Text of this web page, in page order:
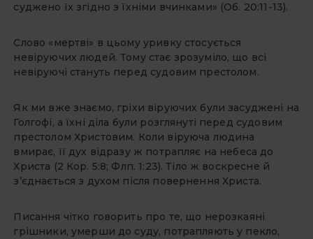
суджено їх згідно з їхніми вчинками» (Об. 20:11-13).
Слово «мертві» в цьому уривку стосується
невіруючих людей. Тому стає зрозуміло, що всі
невіруючі стануть перед судовим престолом.
Як ми вже знаємо, гріхи віруючих були засуджені на
Голгофі, а їхні діла були розглянуті перед судовим
престолом Христовим. Коли віруюча людина
вмирає, її дух відразу ж потрапляє на небеса до
Христа (2 Кор. 5:8; Флп. 1:23). Тіло ж воскресне й
з’єднається з духом після повернення Христа.
Писання чітко говорить про те, що нерозкаяні
грішники, умерши до суду, потрапляють у пекло,